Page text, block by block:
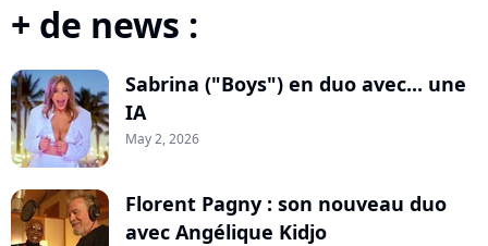
+ de news :
Sabrina ("Boys") en duo avec... une
IA
May 2, 2026
Florent Pagny : son nouveau duo
avec Angélique Kidjo